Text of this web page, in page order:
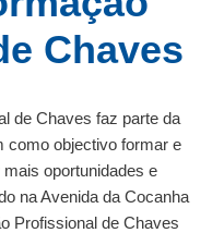
Chaves
de Chaves faz parte da
como objectivo formar e
oportunidades e
na Avenida da Cocanha
Profissional de Chaves